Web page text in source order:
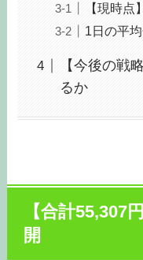
【現時点
1日の平
【今後の戦
るか
【合計55,307円
開